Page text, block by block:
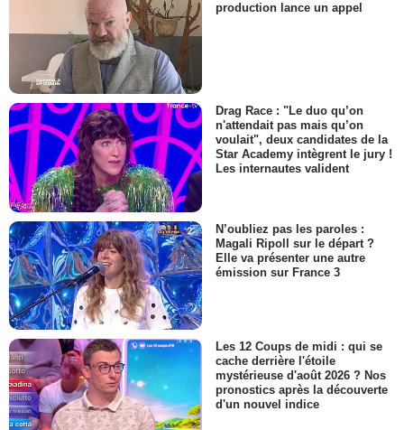
production lance un appel
Drag Race : "Le duo qu’on
n'attendait pas mais qu’on
voulait", deux candidates de la
Star Academy intègrent le jury !
Les internautes valident
N’oubliez pas les paroles :
Magali Ripoll sur le départ ?
Elle va présenter une autre
émission sur France 3
Les 12 Coups de midi : qui se
cache derrière l'étoile
mystérieuse d'août 2026 ? Nos
pronostics après la découverte
d'un nouvel indice